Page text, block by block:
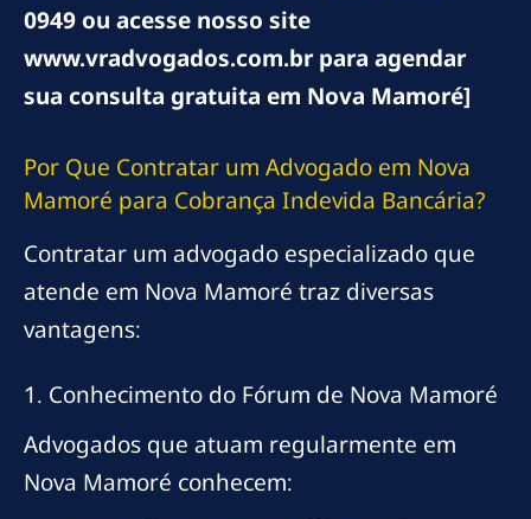
0949 ou acesse nosso site
www.vradvogados.com.br para agendar
sua consulta gratuita em Nova Mamoré]
Por Que Contratar um Advogado em Nova
Mamoré para Cobrança Indevida Bancária?
Contratar um advogado especializado que
atende em Nova Mamoré traz diversas
vantagens:
1. Conhecimento do Fórum de Nova Mamoré
Advogados que atuam regularmente em
Nova Mamoré conhecem: